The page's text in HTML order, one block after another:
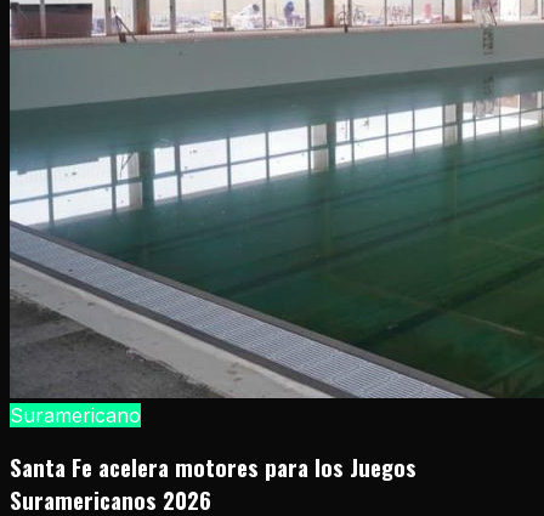
Suramericano
Santa Fe acelera motores para los Juegos
Suramericanos 2026